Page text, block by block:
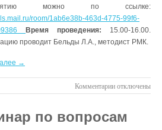
можно по ссылке:
room/1ab6e38b-463d-4775-99f6-
Время проведения: 15.00-16.00.
проводит Бельды Л.А., методист РМК.
→
Комментариик
записи
консультация
отключены
по вопросам